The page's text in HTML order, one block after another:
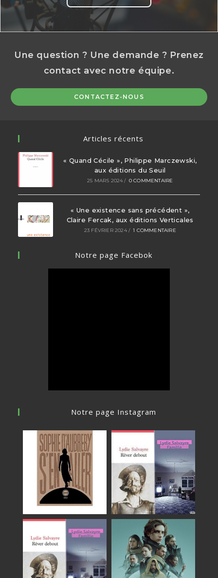
Une question ? Une demande ? Prenez
contact avec notre équipe.
CONTACTEZ-NOUS
Articles récents
« Quand Cécile », Philippe Marczewski,
aux éditions du Seuil
25 MARS 2024 / 0 COMMENTAIRE
« Une existence sans précédent »,
Claire Fercak, aux éditions Verticales
23 FÉVRIER 2024 / 1 COMMENTAIRE
Notre page Facebok
Notre page Instagram